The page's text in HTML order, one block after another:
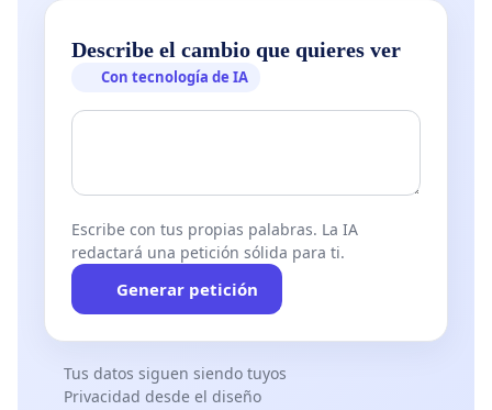
Describe el cambio que quieres ver
Con tecnología de IA
Escribe con tus propias palabras. La IA
redactará una petición sólida para ti.
Generar petición
Tus datos siguen siendo tuyos
Privacidad desde el diseño